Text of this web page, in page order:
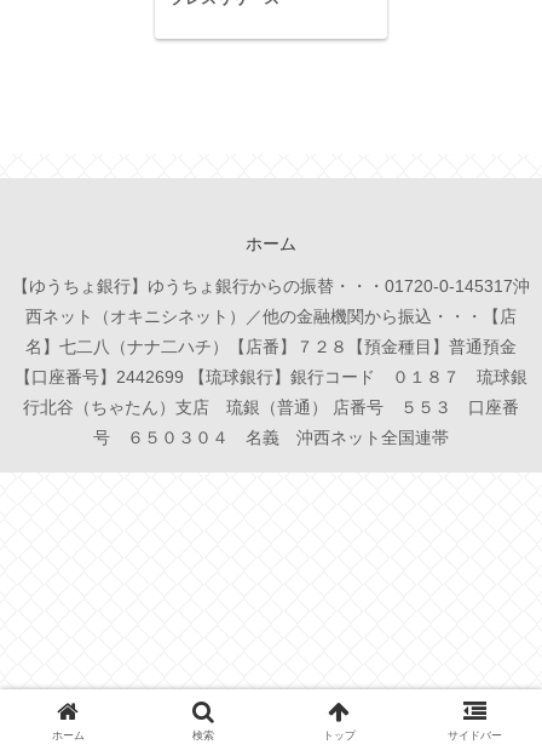
ホーム
【ゆうちょ銀行】ゆうちょ銀行からの振替・・・01720-0-145317沖
西ネット（オキニシネット）／他の金融機関から振込・・・【店
名】七二八（ナナ二ハチ）【店番】７２８【預金種目】普通預金
【口座番号】2442699 【琉球銀行】銀行コード ０１８７ 琉球銀
行北谷（ちゃたん）支店 琉銀（普通） 店番号 ５５３ 口座番
号 ６５０３０４ 名義 沖西ネット全国連帯
ホーム 検索 トップ サイドバー